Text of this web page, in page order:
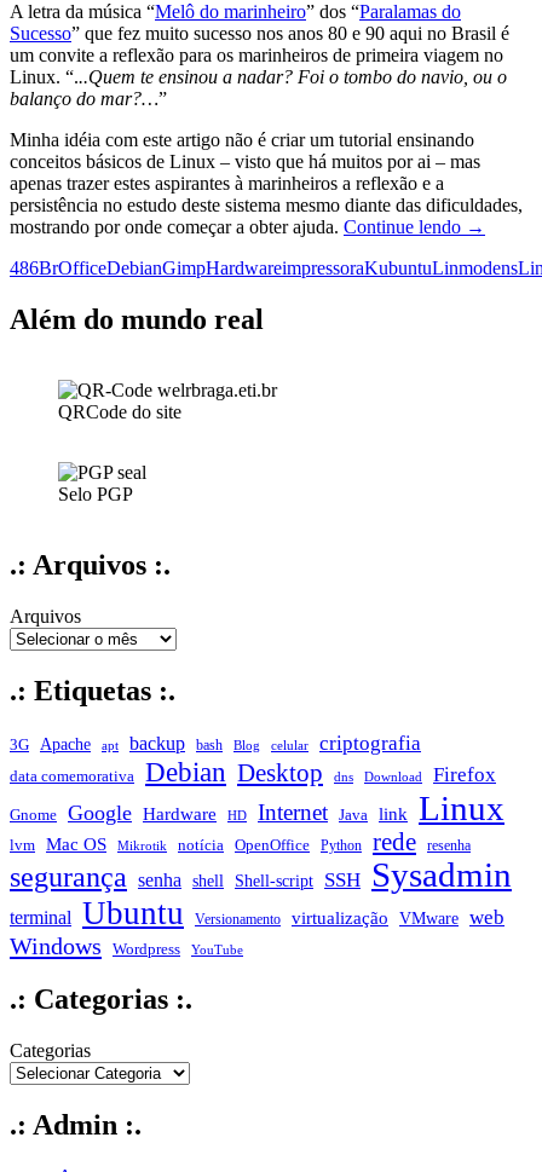
A letra da música “Melô do marinheiro” dos “Paralamas do
Sucesso” que fez muito sucesso nos anos 80 e 90 aqui no Brasil é
um convite a reflexão para os marinheiros de primeira viagem no
Linux. “...Quem te ensinou a nadar? Foi o tombo do navio, ou o
balanço do mar?…”
Minha idéia com este artigo não é criar um tutorial ensinando
conceitos básicos de Linux – visto que há muitos por ai – mas
apenas trazer estes aspirantes à marinheiros a reflexão e a
persistência no estudo deste sistema mesmo diante das dificuldades,
mostrando por onde começar a obter ajuda. Continue lendo O
→
486BrOfficeDebianGimpHardwareimpressoraKubuntuLinmodens
Além do mundo real
QRCode do site
Selo PGP
.: Arquivos :.
Arquivos
.: Etiquetas :.
3G Apache apt backup bash Blog celular criptografia
data comemorativa Debian Desktop dns Download Firefox
Gnome Google Hardware HD Internet Java link Linux
lvm Mac OS Mikrotik notícia OpenOffice Python rede resenha
segurança senha shell Shell-script SSH Sysadmin
terminal Ubuntu Versionamento virtualização VMware web
Windows Wordpress YouTube
.: Categorias :.
Categorias
.: Admin :.